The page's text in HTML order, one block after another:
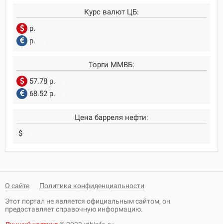
Курс валют ЦБ:
р.
р.
Торги ММВБ:
57.78 р.
68.52 р.
Цена барреля нефти:
$
О сайте
Политика конфиденциальности
Этот портал не является официальным сайтом, он
предоставляет справочную информацию.